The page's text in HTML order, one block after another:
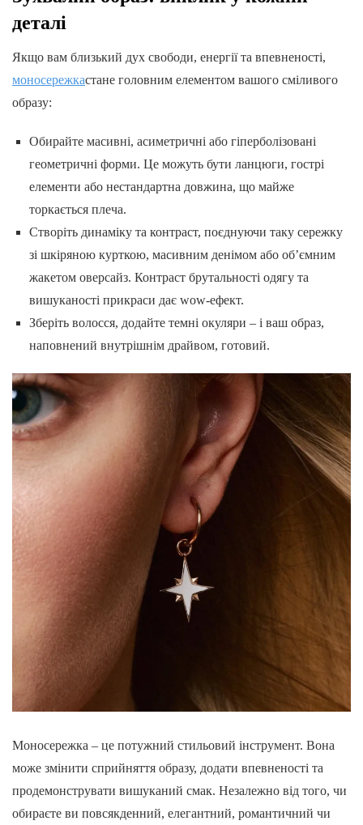
деталі
Якщо вам близький дух свободи, енергії та впевненості,
моносережкастане головним елементом вашого сміливого
образу:
Обирайте масивні, асиметричні або гіперболізовані
геометричні форми. Це можуть бути ланцюги, гострі
елементи або нестандартна довжина, що майже
торкається плеча.
Створіть динаміку та контраст, поєднуючи таку сережку
зі шкіряною курткою, масивним денімом або об’ємним
жакетом оверсайз. Контраст брутальності одягу та
вишуканості прикраси дає wow-ефект.
Зберіть волосся, додайте темні окуляри – і ваш образ,
наповнений внутрішнім драйвом, готовий.
Моносережка – це потужний стильовий інструмент. Вона
може змінити сприйняття образу, додати впевненості та
продемонструвати вишуканий смак. Незалежно від того, чи
обираєте ви повсякденний, елегантний, романтичний чи